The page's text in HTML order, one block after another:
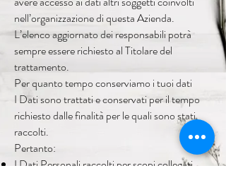
nell’organizzazione di questa Azienda.
L’elenco aggiornato dei responsabili potrà
sempre essere richiesto al Titolare del
trattamento.
Per quanto tempo conserviamo i tuoi dati
I Dati sono trattati e conservati per il tempo
richiesto dalle finalità per le quali sono stati
raccolti.
Pertanto:
I Dati Personali raccolti per scopi collegati